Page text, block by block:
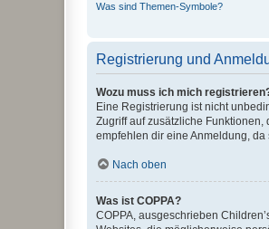
Was sind Themen-Symbole?
Registrierung und
Wozu muss ich mich
Eine Registrierung ist nicht
Zugriff auf zusätzliche
empfehlen dir eine Anmeldung,
Nach oben
Was ist COPPA?
COPPA, ausgeschrieben